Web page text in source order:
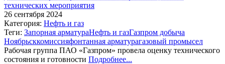
технических мероприятия
26 сентября 2024
Категория: Нефть и газ
Теги: Запорная арматураНефть и газГазпром добыча
Ноябрьсккомиссияфонтанная арматурагазовый промысел
Рабочая группа ПАО «Газпром» провела оценку технического
состояния и готовности Подробнее...